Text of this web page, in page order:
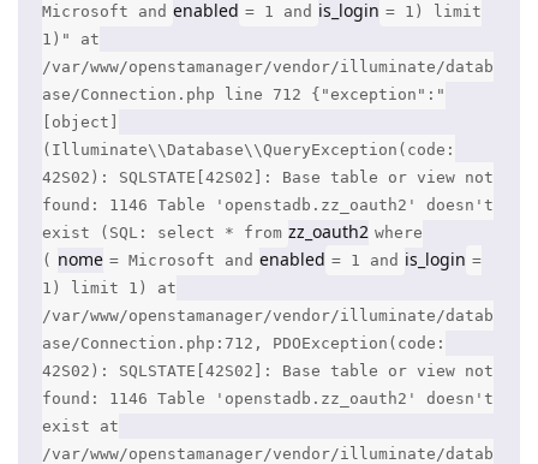
Microsoft and enabled = 1 and is_login = 1) limit
1)" at
/var/www/openstamanager/vendor/illuminate/datab
ase/Connection.php line 712 {"exception":"
[object]
(Illuminate\\Database\\QueryException(code:
42S02): SQLSTATE[42S02]: Base table or view not
found: 1146 Table 'openstadb.zz_oauth2' doesn't
exist (SQL: select * from zz_oauth2 where
( nome = Microsoft and enabled = 1 and is_login =
1) limit 1) at
/var/www/openstamanager/vendor/illuminate/datab
ase/Connection.php:712, PDOException(code:
42S02): SQLSTATE[42S02]: Base table or view not
found: 1146 Table 'openstadb.zz_oauth2' doesn't
exist at
/var/www/openstamanager/vendor/illuminate/datab